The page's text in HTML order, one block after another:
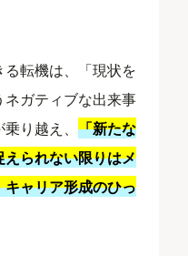
転機は、「現状を
ガティブな出来事
乗り越え、「新たな
られない限りはメ
ャリア形成のひっ